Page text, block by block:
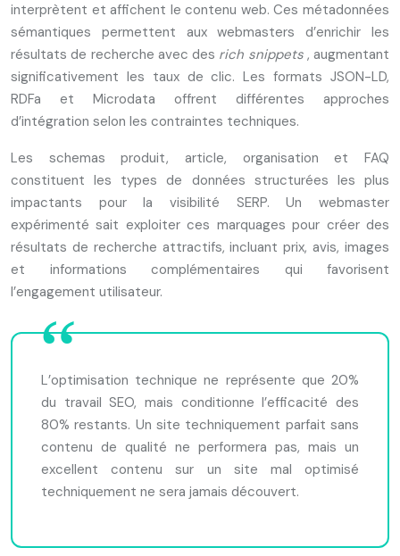
interprètent et affichent le contenu web. Ces métadonnées
sémantiques permettent aux webmasters d’enrichir les
résultats de recherche avec des rich snippets , augmentant
significativement les taux de clic. Les formats JSON-LD,
RDFa et Microdata offrent différentes approches
d’intégration selon les contraintes techniques.
Les schemas produit, article, organisation et FAQ
constituent les types de données structurées les plus
impactants pour la visibilité SERP. Un webmaster
expérimenté sait exploiter ces marquages pour créer des
résultats de recherche attractifs, incluant prix, avis, images
et informations complémentaires qui favorisent
l’engagement utilisateur.
L’optimisation technique ne représente que 20%
du travail SEO, mais conditionne l’efficacité des
80% restants. Un site techniquement parfait sans
contenu de qualité ne performera pas, mais un
excellent contenu sur un site mal optimisé
techniquement ne sera jamais découvert.